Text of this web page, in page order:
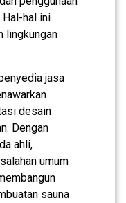
hal ini
lingkungan
jasa
desain
Dengan
ahli,
umum
sauna